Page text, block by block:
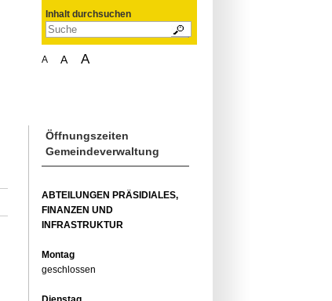
Inhalt durchsuchen
A A A
Öffnungszeiten
Gemeindeverwaltung
ABTEILUNGEN PRÄSIDIALES,
FINANZEN UND
INFRASTRUKTUR
Montag
geschlossen